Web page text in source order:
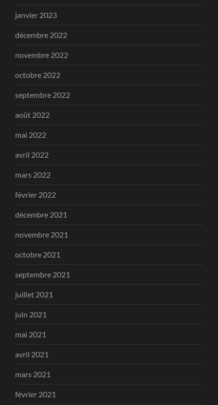
janvier 2023
décembre 2022
novembre 2022
octobre 2022
septembre 2022
août 2022
mai 2022
avril 2022
mars 2022
février 2022
décembre 2021
novembre 2021
octobre 2021
septembre 2021
juillet 2021
juin 2021
mai 2021
avril 2021
mars 2021
février 2021